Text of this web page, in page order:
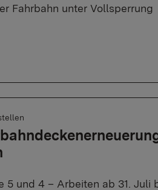
Fahrbahn unter Vollsperrung
5 und 4 – Arbeiten ab 31. Juli